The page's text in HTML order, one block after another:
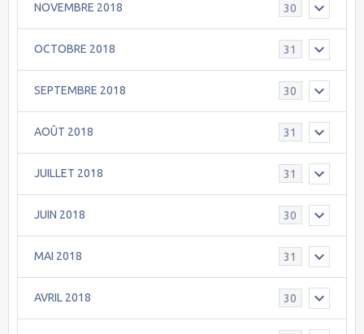
NOVEMBRE 2018 30
OCTOBRE 2018 31
SEPTEMBRE 2018 30
AOÛT 2018 31
JUILLET 2018 31
JUIN 2018 30
MAI 2018 31
AVRIL 2018 30